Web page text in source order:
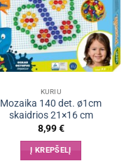
KURIU
Mozaika 140 det. ø1cm
skaidrios 21×16 cm
8,99€
Į KREPŠELĮ